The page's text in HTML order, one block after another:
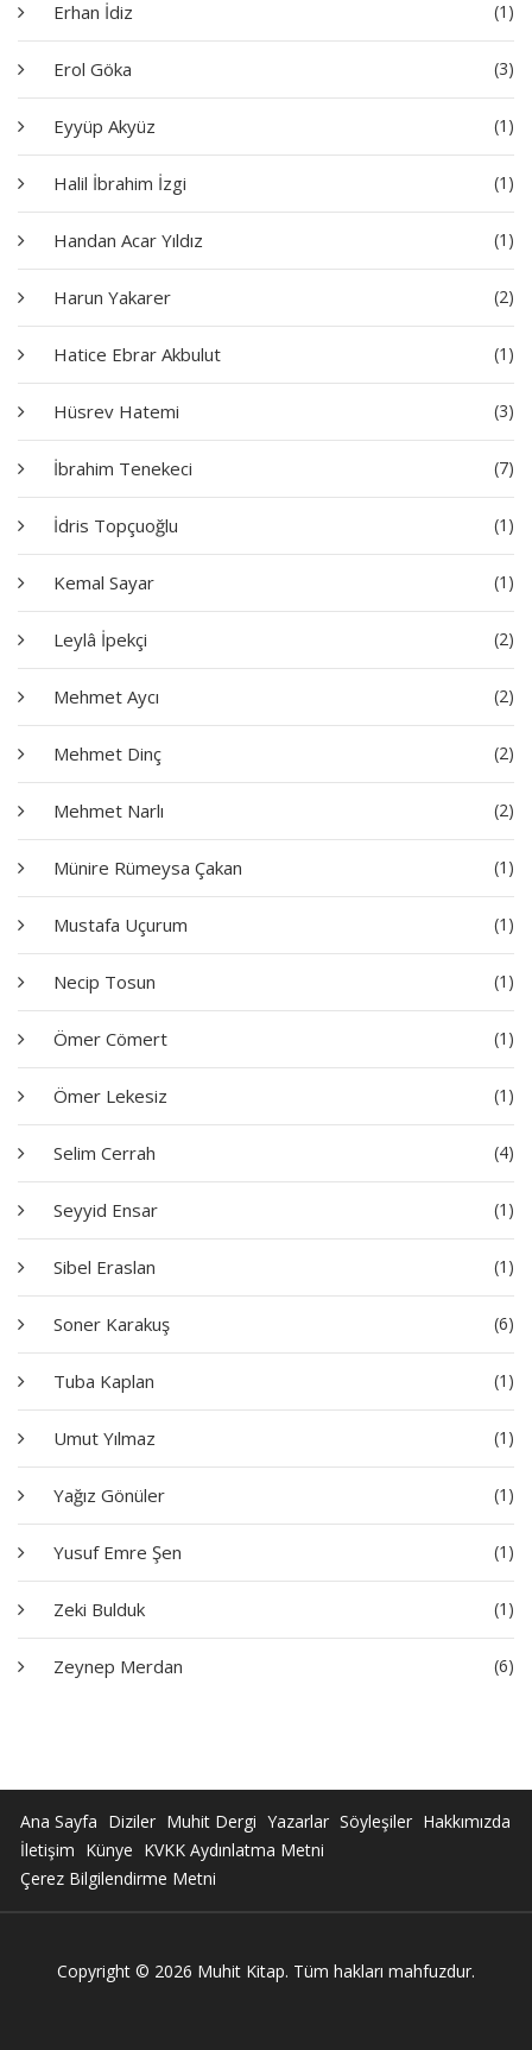
Erhan İdiz (1)
Erol Göka (3)
Eyyüp Akyüz (1)
Halil İbrahim İzgi (1)
Handan Acar Yıldız (1)
Harun Yakarer (2)
Hatice Ebrar Akbulut (1)
Hüsrev Hatemi (3)
İbrahim Tenekeci (7)
İdris Topçuoğlu (1)
Kemal Sayar (1)
Leylâ İpekçi (2)
Mehmet Aycı (2)
Mehmet Dinç (2)
Mehmet Narlı (2)
Münire Rümeysa Çakan (1)
Mustafa Uçurum (1)
Necip Tosun (1)
Ömer Cömert (1)
Ömer Lekesiz (1)
Selim Cerrah (4)
Seyyid Ensar (1)
Sibel Eraslan (1)
Soner Karakuş (6)
Tuba Kaplan (1)
Umut Yılmaz (1)
Yağız Gönüler (1)
Yusuf Emre Şen (1)
Zeki Bulduk (1)
Zeynep Merdan (6)
Ana Sayfa Diziler Muhit Dergi Yazarlar Söyleşiler Hakkımızda
İletişim Künye KVKK Aydınlatma Metni
Çerez Bilgilendirme Metni
Copyright © 2026 Muhit Kitap. Tüm hakları mahfuzdur.